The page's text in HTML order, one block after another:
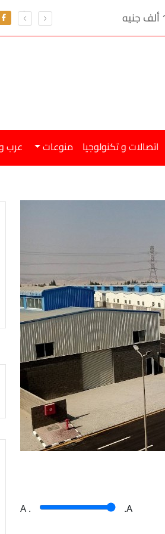
اتصالات و تكنولوجيا منوعات عرب
A . .A